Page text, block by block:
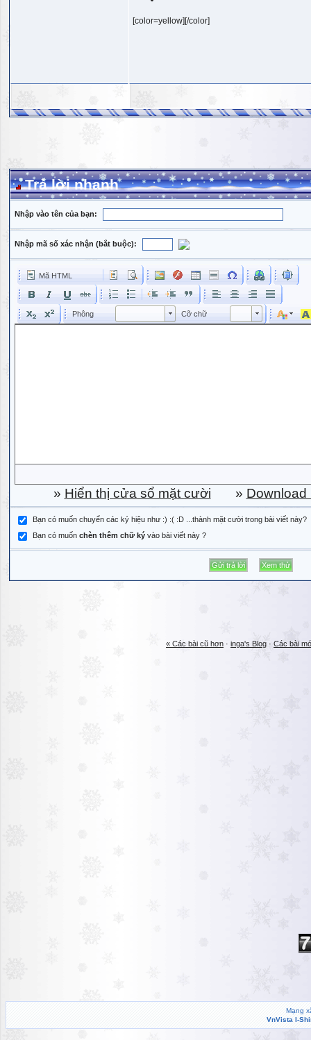
[color=yellow][/color]
Trả lời nhanh
Nhập vào tên của bạn:
Nhập mã số xác nhận (bắt buộc):
Mã HTML
Phông Phông Cỡ chữ Kích cỡ phông
» Hiển thị cửa sổ mặt cười » Download
Bạn có muốn chuyển các ký hiệu như :) :( :D ...thành mặt cười trong bài viết này?
Bạn có muốn chèn thêm chữ ký vào bài viết này ?
« Các bài cũ hơn · inga's Blog · Các bài
Mạng
VnVista I-